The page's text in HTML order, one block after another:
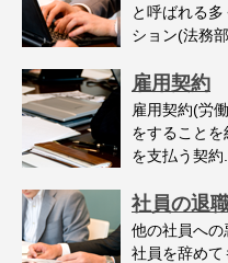
と呼ばれる
ション(法務部
雇用契約
雇用契約(労
をすること
を支払う契約...
社員の退
他の社員へ
社員を辞め